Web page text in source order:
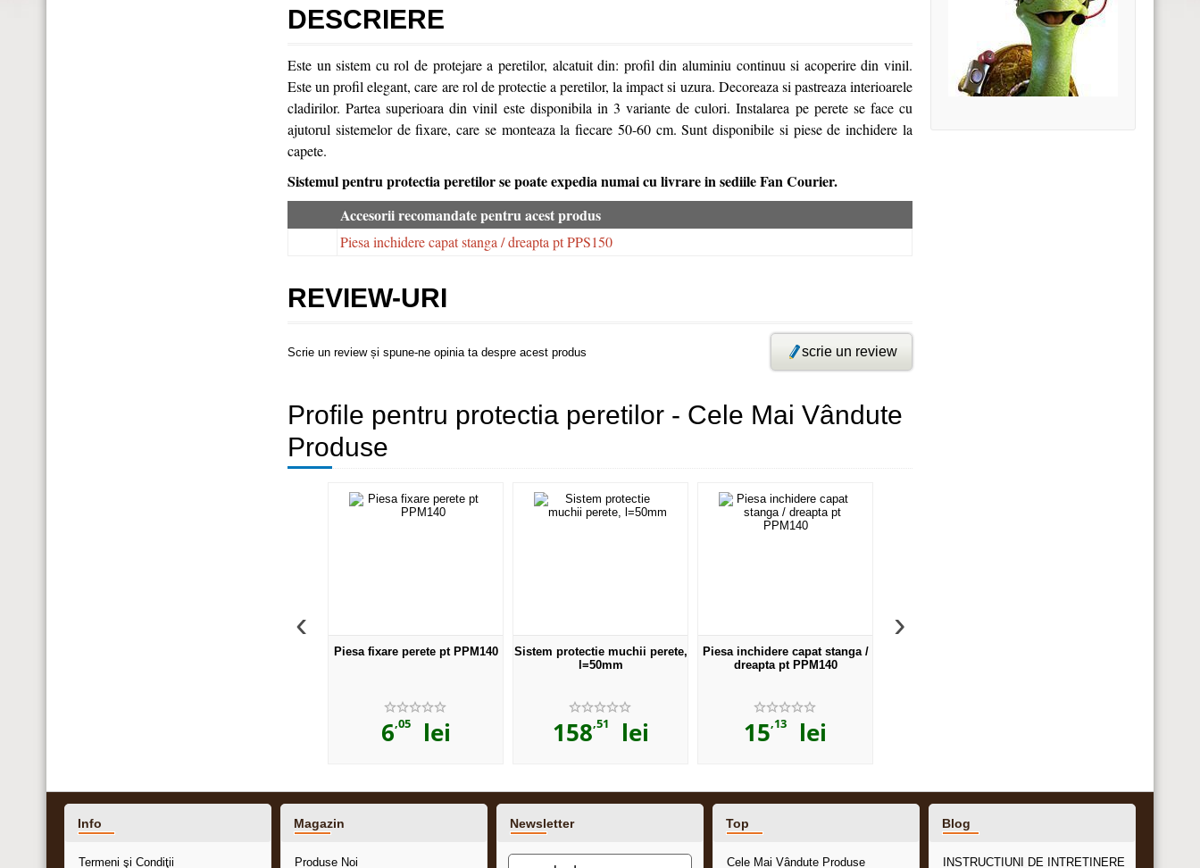
DESCRIERE
Este un sistem cu rol de protejare a peretilor, alcatuit din: profil din aluminiu continuu si acoperire din vinil.
Este un profil elegant, care are rol de protectie a peretilor, la impact si uzura. Decoreaza si pastreaza interioarele
cladirilor. Partea superioara din vinil este disponibila in 3 variante de culori. Instalarea pe perete se face cu
ajutorul sistemelor de fixare, care se monteaza la fiecare 50-60 cm. Sunt disponibile si piese de inchidere la
capete.
Sistemul pentru protectia peretilor se poate expedia numai cu livrare in sediile Fan Courier.
Accesorii recomandate pentru acest produs
Piesa inchidere capat stanga / dreapta pt PPS150
REVIEW-URI
Scrie un review și spune-ne opinia ta despre acest produs scrie un review
Profile pentru protectia peretilor - Cele Mai Vândute
Produse
‹
Piesa fixare perete pt PPM140
6,05lei
Sistem protectie muchii perete,
l=50mm
158,51 lei
Piesa inchidere capat stanga /
dreapta pt PPM140
15,13 lei
›
Info
Termeni şi Condiţii
Magazin
Produse Noi
Newsletter Top
Cele Mai Vândute Produse
Blog
INSTRUCTIUNI DE INTRETINERE